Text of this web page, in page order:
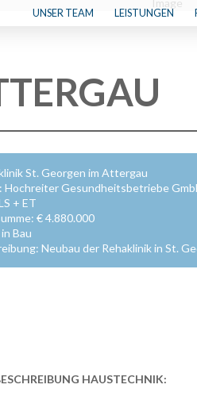
UNSER TEAM LEISTUNGEN
St. Georgen im Attergau
Hochreiter Gesundheitsbetriebe
+ ET
€ 4.880.000
Bau
Neubau der Rehaklinik in St.
HAUSTECHNIK: